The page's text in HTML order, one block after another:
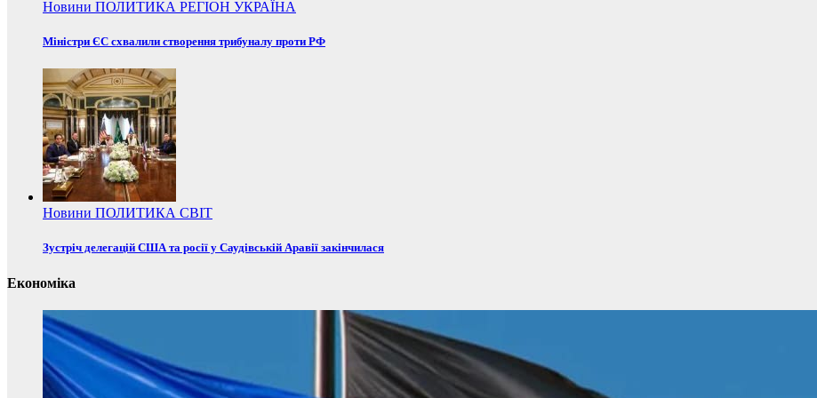
Новини ПОЛИТИКА РЕГІОН УКРАЇНА
Міністри ЄС схвалили створення трибуналу проти РФ
Новини ПОЛИТИКА СВІТ
Зустріч делегацій США та росії у Саудівській Аравії закінчилася
Економіка